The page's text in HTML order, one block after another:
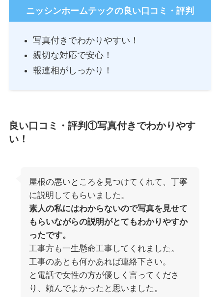
ニッシンホームテックの良い口コミ・評判
写真付きでわかりやすい！
親切な対応で安心！
報連相がしっかり！
良い口コミ・評判①写真付きでわかりやす
い！
屋根の悪いところを見つけてくれて、丁寧
に説明してもらいました。
素人の私にはわからないので写真を見せて
もらいながらの説明がとてもわかりやすか
ったです。
工事方も一生懸命工事してくれました。
工事のあとも何かあれば連絡下さい。
と電話で女性の方が優しく言ってくださ
り、頼んでよかったと思いました。